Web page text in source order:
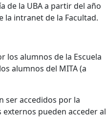
de la UBA a partir del año
la intranet de la Facultad.
los alumnos de la Escuela
alumnos del MITA (a
ser accedidos por la
externos pueden acceder al